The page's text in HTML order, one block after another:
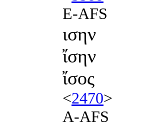
E-AFS
ισην
ἴσην
ἴσος
<2470>
A-AFS